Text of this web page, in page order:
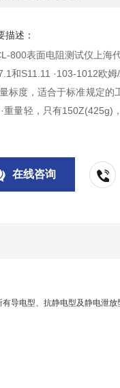
描述：
800表面电阻测试仪上海
和S11.11 ·103-1012欧
标度，适合于标准规定的
重量轻，只有150Z(425g)
在线咨询
导电型、抗静电型及静电泄